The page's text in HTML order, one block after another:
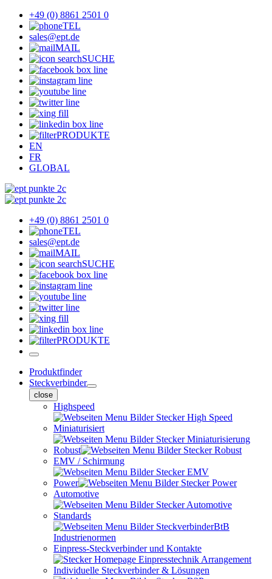
+49 (0) 8861 2501 0
TEL
sales@ept.de
MAIL
SUCHE
PRODUKTE
EN
FR
GLOBAL
+49 (0) 8861 2501 0
TEL
sales@ept.de
MAIL
SUCHE
PRODUKTE
Produktfinder
Steckverbinder
close
Highspeed
Miniaturisiert
Robust
EMV / Schirmung
Power
Automotive
Standards
Einpress-Steckverbinder und Kontakte
Individuelle Steckverbinder & Lösungen